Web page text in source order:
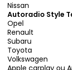
Nissan
Autoradio Style
Opel
Renault
Subaru
Toyota
Volkswagen